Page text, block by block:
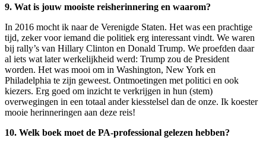
9. Wat is jouw mooiste reisherinnering en waarom?
In 2016 mocht ik naar de Verenigde Staten. Het was een prachtige
tijd, zeker voor iemand die politiek erg interessant vindt. We waren
bij rally’s van Hillary Clinton en Donald Trump. We proefden daar
al iets wat later werkelijkheid werd: Trump zou de President
worden. Het was mooi om in Washington, New York en
Philadelphia te zijn geweest. Ontmoetingen met politici en ook
kiezers. Erg goed om inzicht te verkrijgen in hun (stem)
overwegingen in een totaal ander kiesstelsel dan de onze. Ik koester
mooie herinneringen aan deze reis!
10. Welk boek moet de PA-professional gelezen hebben?